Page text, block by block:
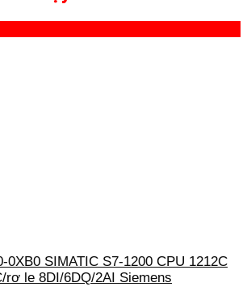
0XB0 SIMATIC S7-1200 CPU 1212C
rơ le 8DI/6DQ/2AI Siemens